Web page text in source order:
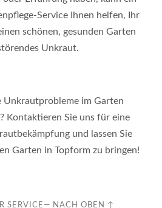
Service Ihnen helfen, Ihr
schönen, gesunden Garten
Unkraut.
Unkrautprobleme im Garten
Kontaktieren Sie uns für eine
und lassen Sie
Garten in Topform zu bringen!
SERVICE — NACH OBEN ↑